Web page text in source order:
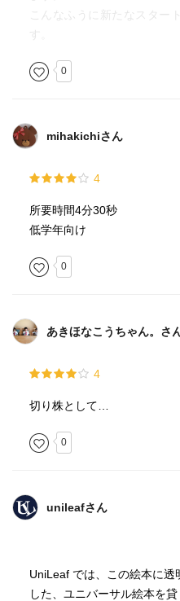
こんなふうに新たなスター
す。
0
mihakichiさん
4
所要時間4分30秒
低学年向け
0
あきほなこうちゃん。さ
4
切り株として…
0
unileafさん
UniLeaf では、この絵本に
した、ユニバーサル絵本を貸